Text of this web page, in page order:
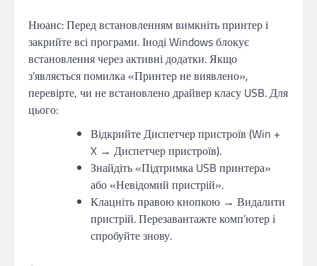
Нюанс: Перед встановленням вимкніть принтер і
закрийте всі програми. Іноді Windows блокує
встановлення через активні додатки. Якщо
з’являється помилка «Принтер не виявлено»,
перевірте, чи не встановлено драйвер класу USB. Для
цього:
Відкрийте Диспетчер пристроїв (Win +
X → Диспетчер пристроїв).
Знайдіть «Підтримка USB принтера»
або «Невідомий пристрій».
Клацніть правою кнопкою → Видалити
пристрій. Перезавантажте комп’ютер і
спробуйте знову.